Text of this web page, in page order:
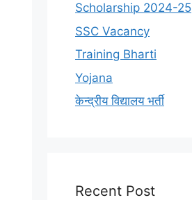
Scholarship 2024-25
SSC Vacancy
Training Bharti
Yojana
केन्द्रीय विद्यालय भर्ती
Recent Post